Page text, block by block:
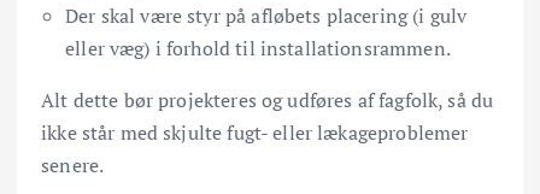
Der skal være styr på afløbets placering (i gulv
eller væg) i forhold til installationsrammen.
Alt dette bør projekteres og udføres af fagfolk, så du
ikke står med skjulte fugt- eller lækageproblemer
senere.